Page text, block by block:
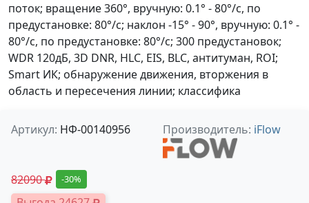
поток; вращение 360°, вручную: 0.1° - 80°/с, по
предустановке: 80°/с; наклон -15° - 90°, вручную: 0.1° -
80°/с, по предустановке: 80°/с; 300 предустановок;
WDR 120дБ, 3D DNR, HLC, EIS, BLC, антитуман, ROI;
Smart ИК; обнаружение движения, вторжения в
область и пересечения линии; классифика
Артикул: НФ-00140956 Производитель: iFlow
82090 -30%